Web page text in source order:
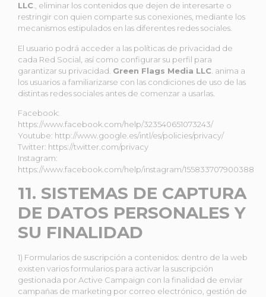
LLC., eliminar los contenidos que dejen de interesarte o
restringir con quien comparte sus conexiones, mediante los
mecanismos estipulados en las diferentes redes sociales.
El usuario podrá acceder a las políticas de privacidad de
cada Red Social, así como configurar su perfil para
garantizar su privacidad. Green Flags Media LLC anima a
los usuarios a familiarizarse con las condiciones de uso de las
distintas redes sociales antes de comenzar a usarlas.
Facebook:
https://www.facebook.com/help/323540651073243/
Youtube: http://www.google.es/intl/es/policies/privacy/
Twitter: https://twitter.com/privacy
Instagram:
https://www.facebook.com/help/instagram/155833707900388
11. SISTEMAS DE CAPTURA
DE DATOS PERSONALES Y
SU FINALIDAD
1) Formularios de suscripción a contenidos: dentro de la web
existen varios formularios para activar la suscripción
gestionada por Active Campaign con la finalidad de enviar
campañas de marketing por correo electrónico, gestión de